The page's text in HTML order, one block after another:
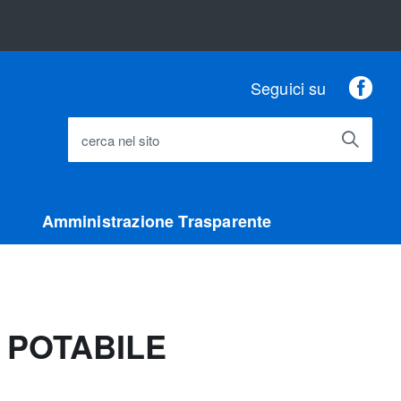
Seguici su
cerca nel sito
Amministrazione Trasparente